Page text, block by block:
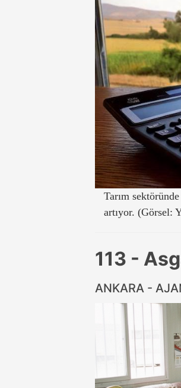
Tarım
artıyor. (Görsel:
113 -
ANKARA -